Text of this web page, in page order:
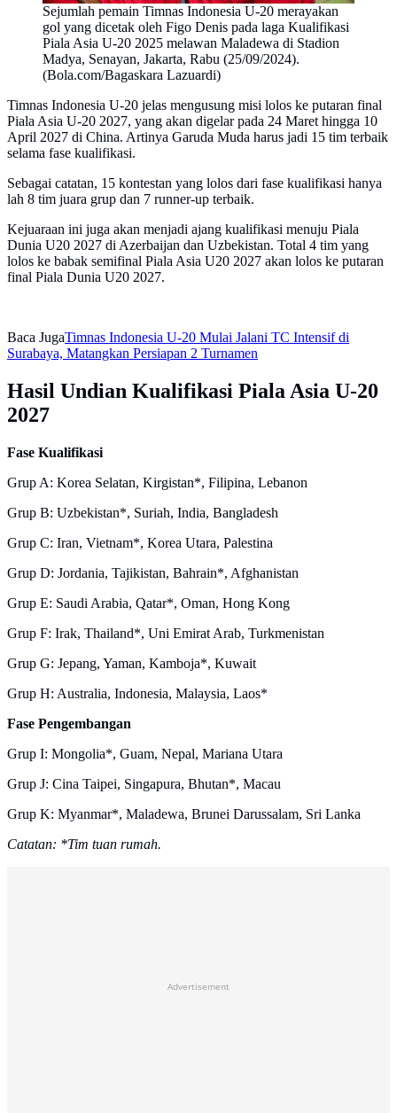
Sejumlah pemain Timnas Indonesia U-20 merayakan
gol yang dicetak oleh Figo Denis pada laga Kualifikasi
Piala Asia U-20 2025 melawan Maladewa di Stadion
Madya, Senayan, Jakarta, Rabu (25/09/2024).
(Bola.com/Bagaskara Lazuardi)
Timnas Indonesia U-20 jelas mengusung misi lolos ke putaran final
Piala Asia U-20 2027, yang akan digelar pada 24 Maret hingga 10
April 2027 di China. Artinya Garuda Muda harus jadi 15 tim terbaik
selama fase kualifikasi.
Sebagai catatan, 15 kontestan yang lolos dari fase kualifikasi hanya
lah 8 tim juara grup dan 7 runner-up terbaik.
Kejuaraan ini juga akan menjadi ajang kualifikasi menuju Piala
Dunia U20 2027 di Azerbaijan dan Uzbekistan. Total 4 tim yang
lolos ke babak semifinal Piala Asia U20 2027 akan lolos ke putaran
final Piala Dunia U20 2027.
Baca JugaTimnas Indonesia U-20 Mulai Jalani TC Intensif di
Surabaya, Matangkan Persiapan 2 Turnamen
Hasil Undian Kualifikasi Piala Asia U-20
2027
Fase Kualifikasi
Grup A: Korea Selatan, Kirgistan*, Filipina, Lebanon
Grup B: Uzbekistan*, Suriah, India, Bangladesh
Grup C: Iran, Vietnam*, Korea Utara, Palestina
Grup D: Jordania, Tajikistan, Bahrain*, Afghanistan
Grup E: Saudi Arabia, Qatar*, Oman, Hong Kong
Grup F: Irak, Thailand*, Uni Emirat Arab, Turkmenistan
Grup G: Jepang, Yaman, Kamboja*, Kuwait
Grup H: Australia, Indonesia, Malaysia, Laos*
Fase Pengembangan
Grup I: Mongolia*, Guam, Nepal, Mariana Utara
Grup J: Cina Taipei, Singapura, Bhutan*, Macau
Grup K: Myanmar*, Maladewa, Brunei Darussalam, Sri Lanka
Catatan: *Tim tuan rumah.
Advertisement